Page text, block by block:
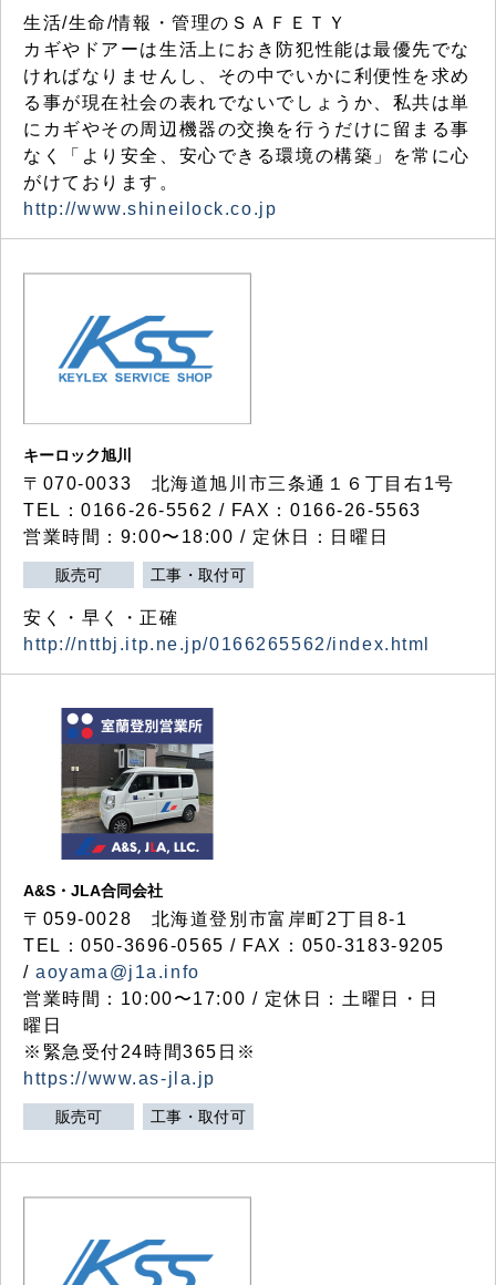
生活/生命/情報・管理のＳＡＦＥＴＹ
カギやドアーは生活上におき防犯性能は最優先でな
ければなりませんし、その中でいかに利便性を求め
る事が現在社会の表れでないでしょうか、私共は単
にカギやその周辺機器の交換を行うだけに留まる事
なく「より安全、安心できる環境の構築」を常に心
がけております。
http://www.shineilock.co.jp
キーロック旭川
〒070-0033 北海道旭川市三条通１６丁目右1号
TEL：0166-26-5562 / FAX：0166-26-5563
営業時間：9:00〜18:00 / 定休日：日曜日
販売可 工事・取付可
安く・早く・正確
http://nttbj.itp.ne.jp/0166265562/index.html
A&S・JLA合同会社
〒 059-0028 北海道登別市富岸町2丁目 8-1
TEL：050-3696-0565 / FAX：050-3183-9205
/aoyama@j1a.info
営業時間：10:00〜17:00 / 定休日：土曜日・日
曜日
※緊急受付24時間365日※
https://www.as-jla.jp
販売可 工事・取付可